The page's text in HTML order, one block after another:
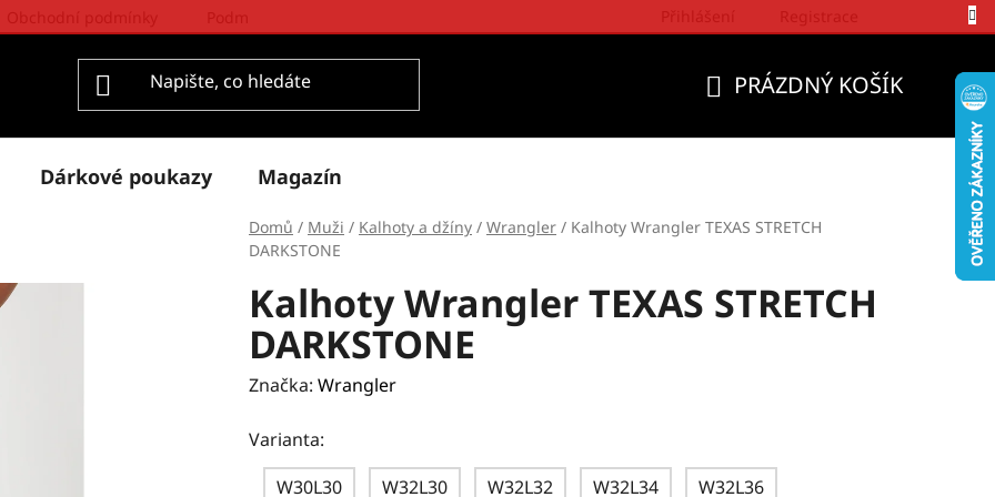
PRÁZDNÝ KOŠÍK
Dárkové poukazy Magazín
Domů / Muži / Kalhoty a džíny / Wrangler / Kalhoty Wrangler TEXAS STRETCH
DARKSTONE
Kalhoty Wrangler TEXAS STRETCH
DARKSTONE
Značka: Wrangler
Varianta:
W30L30
W32L30 W32L32 W32L34 W32L36